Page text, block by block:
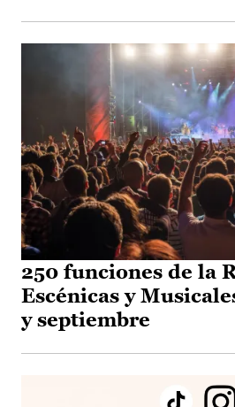
250 funciones de la
Escénicas y
y septiembre